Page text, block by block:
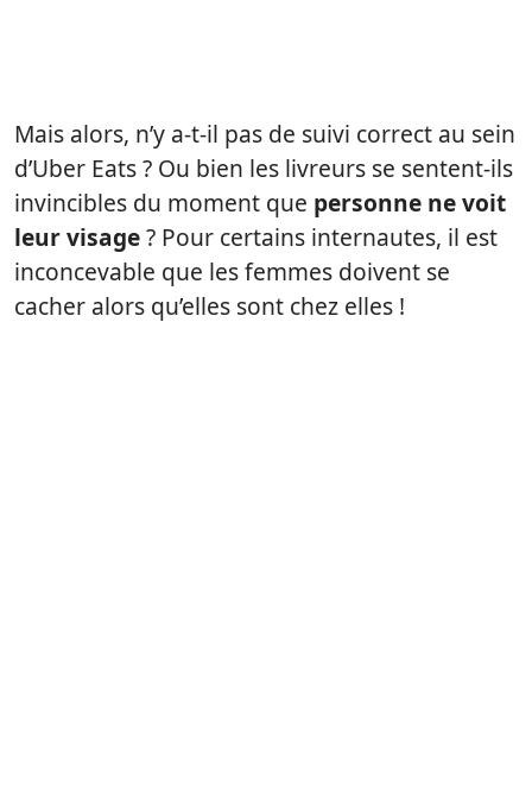
Mais alors, n’y a-t-il pas de suivi correct au sein
d’Uber Eats ? Ou bien les livreurs se sentent-ils
invincibles du moment que personne ne voit
leur visage? Pour certains internautes, il est
inconcevable que les femmes doivent se
cacher alors qu’elles sont chez elles !